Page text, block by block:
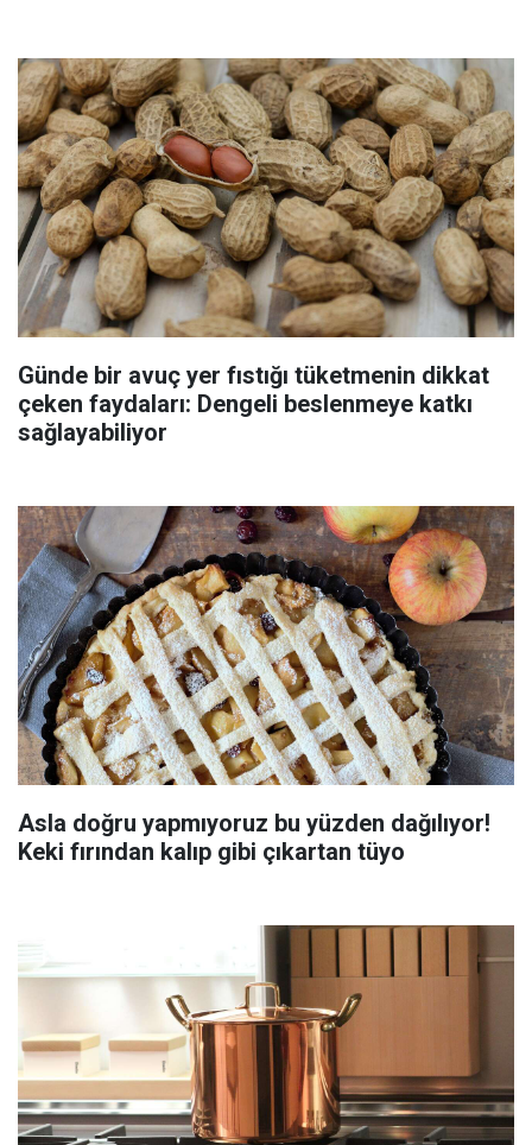
Günde bir avuç yer fıstığı tüketmenin dikkat
çeken faydaları: Dengeli beslenmeye katkı
sağlayabiliyor
Asla doğru yapmıyoruz bu yüzden dağılıyor!
Keki fırından kalıp gibi çıkartan tüyo